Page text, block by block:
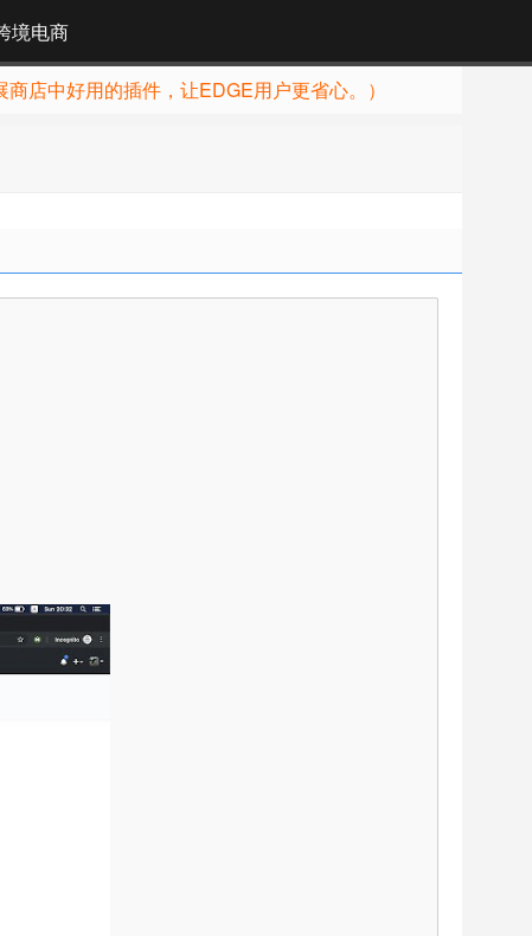
境电商
商店中好用的插件，让EDGE用户更省心。）